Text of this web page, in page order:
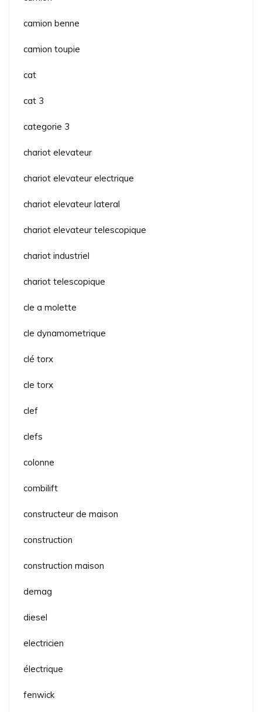
camion benne
camion toupie
cat
cat 3
categorie 3
chariot elevateur
chariot elevateur electrique
chariot elevateur lateral
chariot elevateur telescopique
chariot industriel
chariot telescopique
cle a molette
cle dynamometrique
clé torx
cle torx
clef
clefs
colonne
combilift
constructeur de maison
construction
construction maison
demag
diesel
electricien
électrique
fenwick